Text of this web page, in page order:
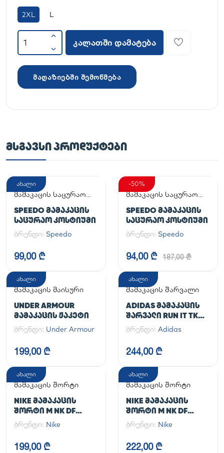
2XL L
კალათში დამატება
მაღაზიებში შემოწმება
ᲛᲡᲒᲐᲕᲡᲘ ᲞᲠᲝᲓᲣᲥᲢᲔᲑᲘ
ახალი
მამაკაცის საცურაო
SPEEDO ᲛᲐᲛᲐᲙᲐᲪᲘᲡ
ᲡᲐᲪᲣᲠᲐᲝ ᲙᲝᲡᲢᲘᲣᲛᲘ
ბრენდი: Speedo
99,00 ₾
-50%
მამაკაცის საცურაო
SPEEDO ᲛᲐᲛᲐᲙᲐᲪᲘᲡ
ᲡᲐᲪᲣᲠᲐᲝ ᲙᲝᲡᲢᲘᲣᲛᲘ
ბრენდი: Speedo
94,00 ₾ 187,00 ₾
ახალი
მამაკაცის მაისური
UNDER ARMOUR
ᲛᲐᲛᲐᲙᲐᲪᲘᲡ ᲟᲐᲙᲔᲢᲘ
ბრენდი: Under Armour
199,00 ₾
ახალი
მამაკაცის შარვალი
ADIDAS ᲛᲐᲛᲐᲙᲐᲪᲘᲡ
ᲨᲐᲠᲕᲐᲚᲘ RUN IT TKO
PANT
ბრენდი: Adidas
244,00 ₾
ახალი
მამაკაცის შორტი
NIKE ᲛᲐᲛᲐᲙᲐᲪᲘᲡ
ᲨᲝᲠᲢᲘ M NK DF
UNLIMITED WVN 7IN
ბრენდი: Nike
199,00 ₾
ახალი
მამაკაცის შორტი
NIKE ᲛᲐᲛᲐᲙᲐᲪᲘᲡ
ᲨᲝᲠᲢᲘ M NK DF
UNLIMITED WVN 7IN
2IN1
ბრენდი: Nike
222,00 ₾